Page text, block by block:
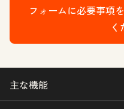
フォームに必要事項
く
主な機能